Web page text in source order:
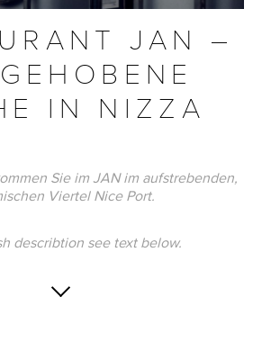
JAN –
IN NIZZA
Sie im JAN im aufstrebenden,
Viertel Nice Port.
describtion see text below.